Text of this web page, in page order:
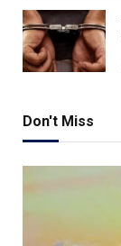
Don't Miss